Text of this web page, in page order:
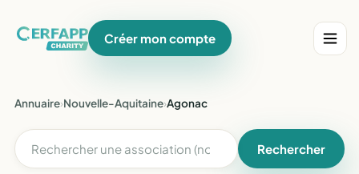
Créer mon compte
Annuaire›Nouvelle-Aquitaine›Agonac
Rechercher